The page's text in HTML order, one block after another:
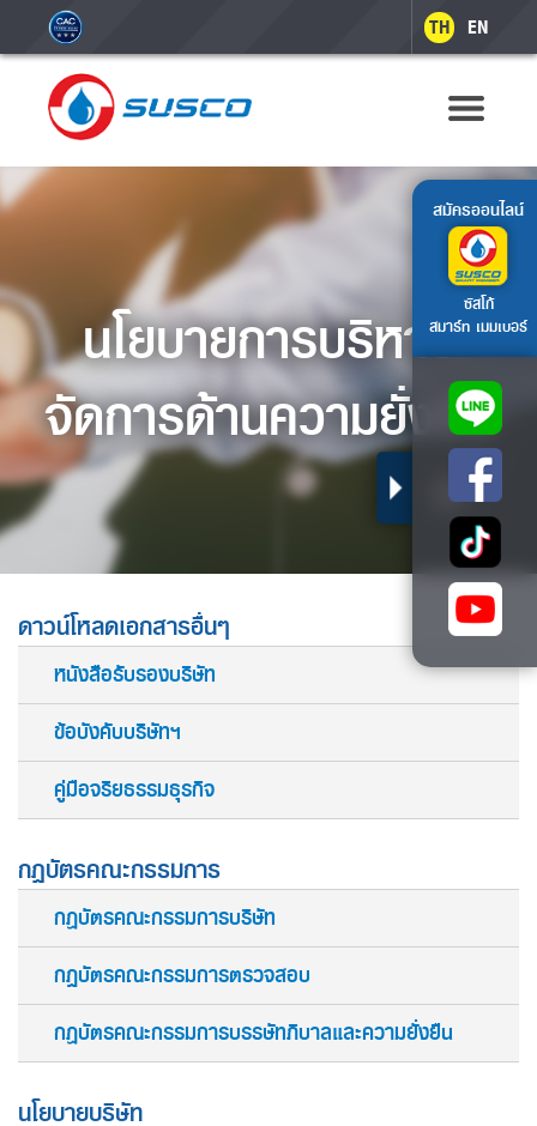
TH EN
นโยบายการบริหาร
จัดการด้านความยั่งยืน
สมัครออนไลน์
ซัสโก้
สมาร์ท เมมเบอร์
ดาวน์โหลดเอกสารอื่นๆ
หนังสือรับรองบริษัท
ข้อบังคับบริษัทฯ
คู่มือจริยธรรมธุรกิจ
กฏบัตรคณะกรรมการ
กฎบัตรคณะกรรมการบริษัท
กฏบัตรคณะกรรมการตรวจสอบ
กฎบัตรคณะกรรมการบรรษัทภิบาลและความยั่งยืน
นโยบายบริษัท